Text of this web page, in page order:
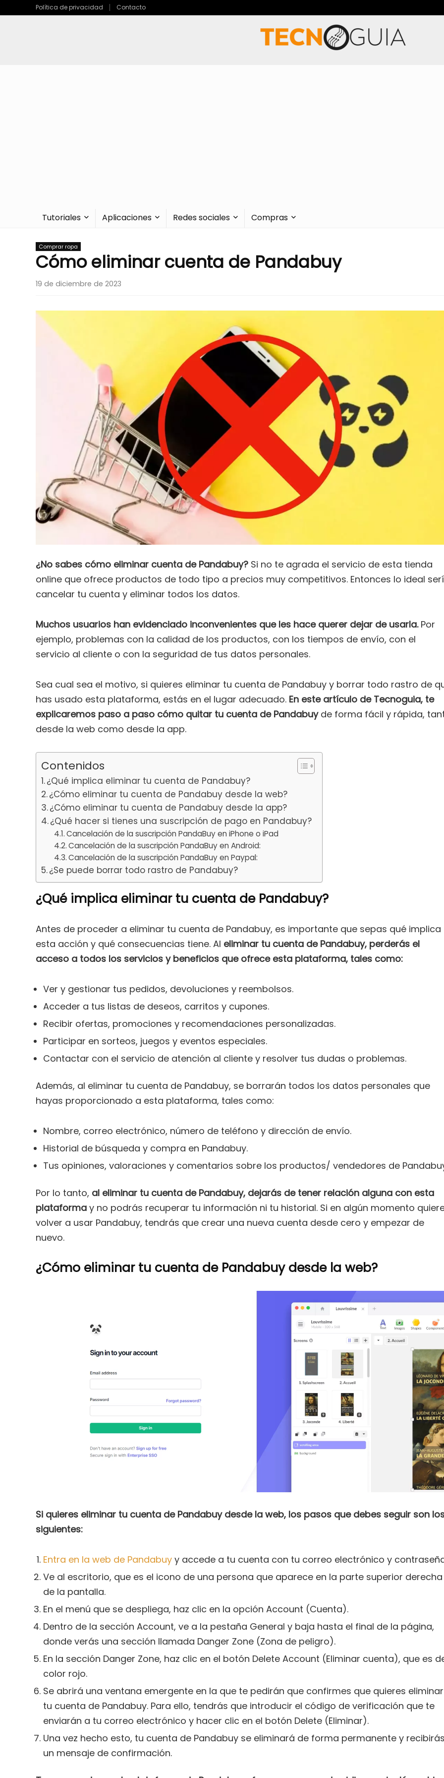
Política de privacidad Contacto
Tutoriales Aplicaciones Redes sociales Compras
Comprar ropa
Cómo eliminar cuenta de Pandabuy
19 de diciembre de 2023
¿No sabes cómo eliminar cuenta de Pandabuy? Si no te agrada el servicio de esta tienda
online que ofrece productos de todo tipo a precios muy competitivos. Entonces lo ideal
cancelar tu cuenta y eliminar todos los datos.
Muchos usuarios han evidenciado inconvenientes que les hace querer dejar de usarla.Por
ejemplo, problemas con la calidad de los productos, con los tiempos de envío, con el
servicio al cliente o con la seguridad de tus datos personales.
Sea cual sea el motivo, si quieres eliminar tu cuenta de Pandabuy y borrar todo rastro de
has usado esta plataforma, estás en el lugar adecuado. En este artículo de Tecnoguia, te
explicaremos paso a paso cómo quitar tu cuenta de Pandabuy de forma fácil y rápida,
desde la web como desde la app.
Contenidos
¿Qué implica eliminar tu cuenta de Pandabuy?
¿Cómo eliminar tu cuenta de Pandabuy desde la web?
¿Cómo eliminar tu cuenta de Pandabuy desde la app?
¿Qué hacer si tienes una suscripción de pago en Pandabuy?
Cancelación de la suscripción PandaBuy en iPhone o iPad
Cancelación de la suscripción PandaBuy en Android:
Cancelación de la suscripción PandaBuy en Paypal:
¿Se puede borrar todo rastro de Pandabuy?
¿Qué implica eliminar tu cuenta de Pandabuy?
Antes de proceder a eliminar tu cuenta de Pandabuy, es importante que sepas qué implica
esta acción y qué consecuencias tiene. Al eliminar tu cuenta de Pandabuy, perderás el
acceso a todos los servicios y beneficios que ofrece esta plataforma, tales como:
Ver y gestionar tus pedidos, devoluciones y reembolsos.
Acceder a tus listas de deseos, carritos y cupones.
Recibir ofertas, promociones y recomendaciones personalizadas.
Participar en sorteos, juegos y eventos especiales.
Contactar con el servicio de atención al cliente y resolver tus dudas o problemas.
Además, al eliminar tu cuenta de Pandabuy, se borrarán todos los datos personales que
hayas proporcionado a esta plataforma, tales como:
Nombre, correo electrónico, número de teléfono y dirección de envío.
Historial de búsqueda y compra en Pandabuy.
Tus opiniones, valoraciones y comentarios sobre los productos/ vendedores de
Por lo tanto, al eliminar tu cuenta de Pandabuy, dejarás de tener relación alguna con esta
plataforma y no podrás recuperar tu información ni tu historial. Si en algún momento
volver a usar Pandabuy, tendrás que crear una nueva cuenta desde cero y empezar de
nuevo.
¿Cómo eliminar tu cuenta de Pandabuy desde la web?
Si quieres eliminar tu cuenta de Pandabuy desde la web, los pasos que debes seguir son
siguientes:
Entra en la web de Pandabuy y accede a tu cuenta con tu correo electrónico y
Ve al escritorio, que es el icono de una persona que aparece en la parte superior derecha
de la pantalla.
En el menú que se despliega, haz clic en la opción Account (Cuenta).
Dentro de la sección Account, ve a la pestaña General y baja hasta el final de la página,
donde verás una sección llamada Danger Zone (Zona de peligro).
En la sección Danger Zone, haz clic en el botón Delete Account (Eliminar cuenta), que es
color rojo.
Se abrirá una ventana emergente en la que te pedirán que confirmes que quieres eliminar
tu cuenta de Pandabuy. Para ello, tendrás que introducir el código de verificación que te
enviarán a tu correo electrónico y hacer clic en el botón Delete (Eliminar).
Una vez hecho esto, tu cuenta de Pandabuy se eliminará de forma permanente y
un mensaje de confirmación.